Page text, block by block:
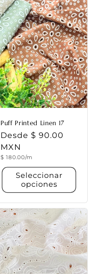
Puff Printed Linen 17
Precio
habitual
Desde $ 90.00
MXN
Precio
$ 180.00/m
Seleccionar
opciones